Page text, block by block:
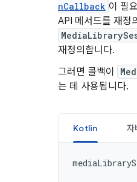
nCallback 이 필
API 메서드를 재정
재정의합니다.
그러면 콜백이
는 데 사용됩니다.
Kotlin 자